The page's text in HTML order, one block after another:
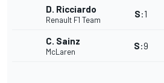
D. Ricciardo
Renault F1 Team
S:1
C. Sainz
McLaren
S:9